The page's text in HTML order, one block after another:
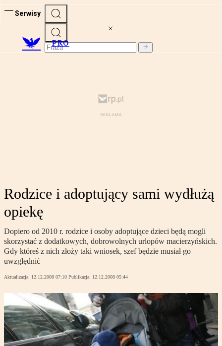
Serwisy
PRO
Rodzice i adoptujący sami wydłużą
opiekę
Dopiero od 2010 r. rodzice i osoby adoptujące dzieci będą mogli
skorzystać z dodatkowych, dobrowolnych urlopów macierzyńskich.
Gdy któreś z nich złoży taki wniosek, szef będzie musiał go
uwzględnić
Aktualizacja: 12.12.2008 07:10 Publikacja: 12.12.2008 05:44